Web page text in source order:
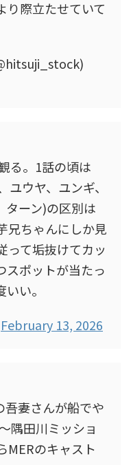
り際立たせていて
る。1話の頃は
ウヤ、ユンギ、
ターン)の区別は
兄ちゃんにしか見
って垢抜けてカッ
スポットが当たっ
い。
February 13, 2026
吾妻さんが船でや
隅田川ミッショ
MERのキャスト